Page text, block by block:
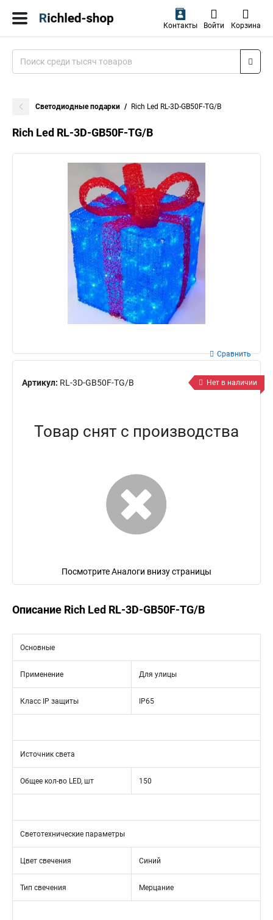
Контакты Войти Корзина
Светодиодные подарки Rich Led RL-3D-GB50F-TG/B
Rich Led RL-3D-GB50F-TG/B
Артикул: RL-3D-GB50F-TG/B
Сравнить
Нет в наличии
Товар снят с производства
Посмотрите Аналоги внизу страницы
Описание Rich Led RL-3D-GB50F-TG/B
Основные
Применение Для улицы
Класс IP защиты IP65
Источник света
Общее кол-во LED, шт 150
Светотехнические параметры
Цвет свечения Синий
Тип свечения Мерцание